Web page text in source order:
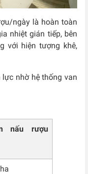
ngày là hoàn toàn
nhiệt gián tiếp, bên
với hiện tượng khê,
nhờ hệ thống van
nấu rượu